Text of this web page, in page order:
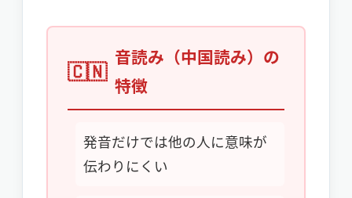
音読み（中国読み）の
特徴
発音だけでは他の人に意味が
伝わりにくい